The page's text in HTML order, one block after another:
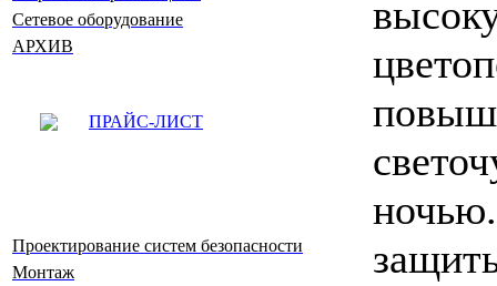
Сетевое оборудование
АРХИВ
ПРАЙС-ЛИСТ
Проектирование систем безопасности
Монтаж